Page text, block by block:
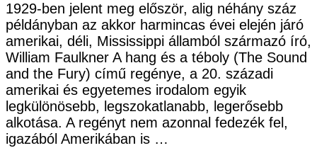
1929-ben jelent meg először, alig néhány száz
példányban az akkor harmincas évei elején járó
amerikai, déli, Mississippi államból származó író,
William Faulkner A hang és a téboly (The Sound
and the Fury) című regénye, a 20. századi
amerikai és egyetemes irodalom egyik
legkülönösebb, legszokatlanabb, legerősebb
alkotása. A regényt nem azonnal fedezék fel,
igazából Amerikában is …